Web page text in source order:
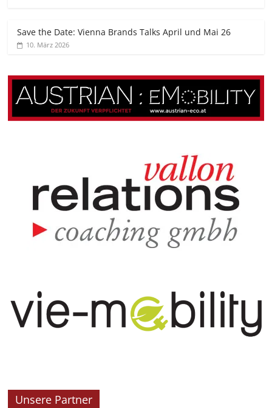
Save the Date: Vienna Brands Talks April und Mai 26
10. März 2026
Unsere Partner